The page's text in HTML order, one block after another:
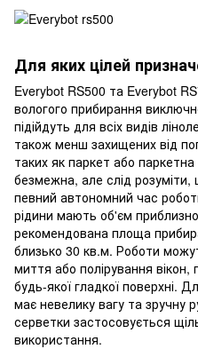
Для яких цілей
Everybot RS500 та Everybot
вологого прибирання
підійдуть для всіх видів
також менш захищених від
таких як паркет або
безмежна, але слід
певний автономний час
рідини мають об'єм
рекомендована площа
близько 30 кв.м. Роботи
миття або полірування
будь-якої гладкої поверхні.
має невелику вагу та зручну
серветки застосовується
використання.